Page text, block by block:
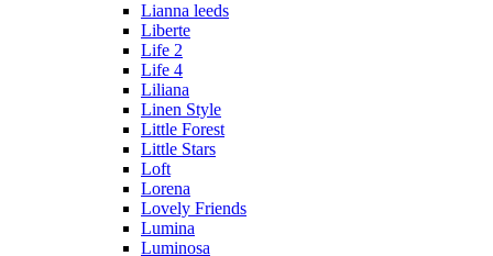
Lianna leeds
Liberte
Life 2
Life 4
Liliana
Linen Style
Little Forest
Little Stars
Loft
Lorena
Lovely Friends
Lumina
Luminosa